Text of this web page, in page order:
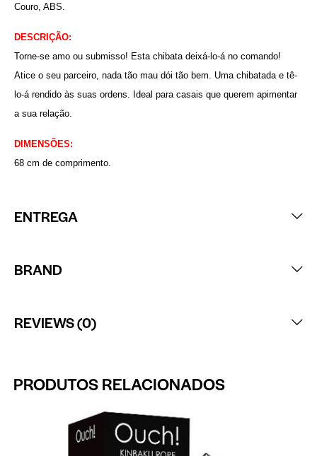
Couro, ABS.
DESCRIÇÃO:
Torne-se amo ou submisso! Esta chibata deixá-lo-á no comando!
Atice o seu parceiro, nada tão mau dói tão bem. Uma chibatada e tê-
lo-á rendido às suas ordens. Ideal para casais que querem apimentar
a sua relação.
DIMENSÕES:
68 cm de comprimento.
ENTREGA
BRAND
REVIEWS (0)
PRODUTOS RELACIONADOS